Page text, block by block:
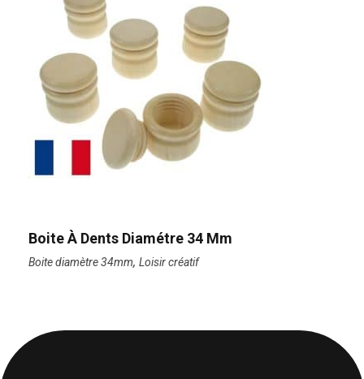
Boite À Dents Diamétre 34 Mm
Boite diamètre 34mm, Loisir créatif